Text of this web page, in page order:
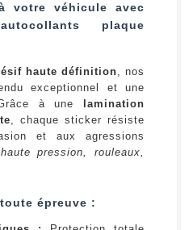
votre véhicule avec
plaque
haute définition, nos
exceptionnel et une
à une
lamination
, chaque sticker résiste
et aux agressions
pression, rouleaux,
épreuve :